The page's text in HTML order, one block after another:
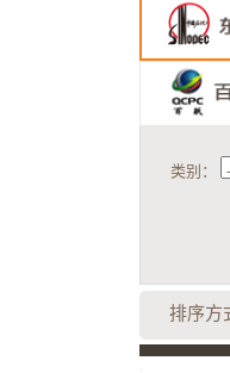
类别：
排序方